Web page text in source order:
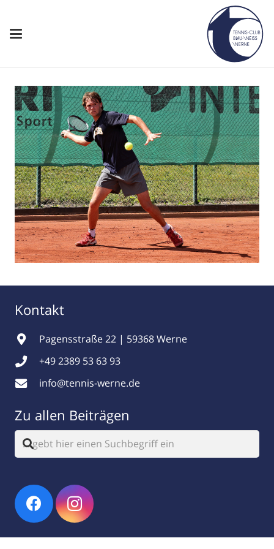
Kontakt
Pagensstraße 22 | 59368 Werne
+49 2389 53 63 93
info@tennis-werne.de
Zu allen Beiträgen